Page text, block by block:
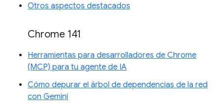
Otros aspectos destacados
Chrome 141
Herramientas para desarrolladores de Chrome
(MCP) para tu agente de IA
Cómo depurar el árbol de dependencias de la red
con Gemini